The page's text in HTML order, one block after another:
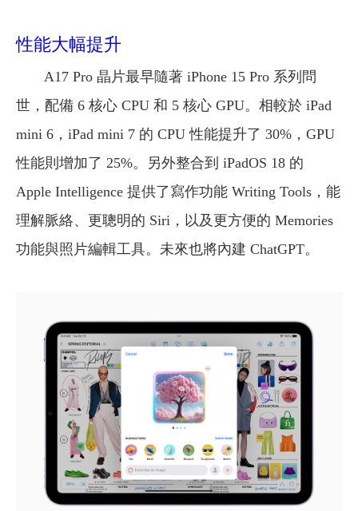
性能大幅提升
A17 Pro 晶片最早隨著 iPhone 15 Pro 系列問
世，配備 6 核心 CPU 和 5 核心 GPU。相較於 iPad
mini 6，iPad mini 7 的 CPU 性能提升了 30%，GPU
性能則增加了 25%。另外整合到 iPadOS 18 的
Apple Intelligence 提供了寫作功能 Writing Tools，能
理解脈絡、更聰明的 Siri，以及更方便的 Memories
功能與照片編輯工具。未來也將內建 ChatGPT。